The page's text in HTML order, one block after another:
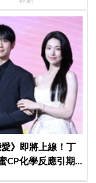
後？
》即將上線！丁
CP化學反應引期